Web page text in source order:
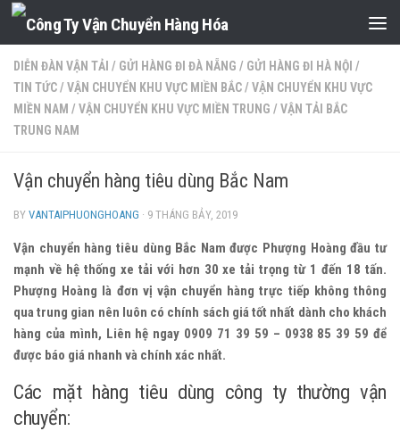
Skip to content
DIỄN ĐÀN VẬN TẢI / GỬI HÀNG ĐI ĐÀ NẴNG / GỬI HÀNG ĐI HÀ NỘI /
TIN TỨC/ VẬN CHUYỂN KHU VỰC MIỀN BẮC/ VẬN CHUYỂN KHU VỰC
MIỀN NAM / VẬN CHUYỂN KHU VỰC MIỀN TRUNG / VẬN TẢI BẮC
TRUNG NAM
Vận chuyển hàng tiêu dùng Bắc Nam
BY VANTAIPHUONGHOANG · 9 THÁNG BẢY, 2019
Vận chuyển hàng tiêu dùng Bắc Nam được Phượng Hoàng đầu tư
mạnh về hệ thống xe tải với hơn 30 xe tải trọng từ 1 đến 18 tấn.
Phượng Hoàng là đơn vị vận chuyển hàng trực tiếp không thông
qua trung gian nên luôn có chính sách giá tốt nhất dành cho khách
hàng của mình, Liên hệ ngay 0909 71 39 59 – 0938 85 39 59 để
được báo giá nhanh và chính xác nhất.
Các mặt hàng tiêu dùng công ty thường vận
chuyển: